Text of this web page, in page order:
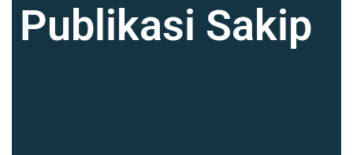
Publikasi Sakip